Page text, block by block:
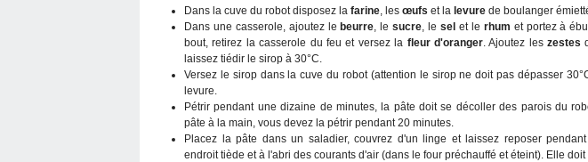
Dans la cuve du robot disposez la farine, les œufs et la levure de boulanger
Dans une casserole, ajoutez lebeurre, lesucre, lesel et le rhum et portez à
bout, retirez la casserole du feu et versez la fleur d'oranger. Ajoutez leszestes
laissez tiédir le sirop à 30°C.
Versez le sirop dans la cuve du robot (attention le sirop ne doit pas dépasser
levure.
Pétrir pendant une dizaine de minutes, la pâte doit se décoller des parois du
pâte à la main, vous devez la pétrir pendant 20 minutes.
Placez la pâte dans un saladier, couvrez d'un linge et laissez reposer
endroit tiède et à l'abri des courants d'air (dans le four préchauffé et éteint). Elle